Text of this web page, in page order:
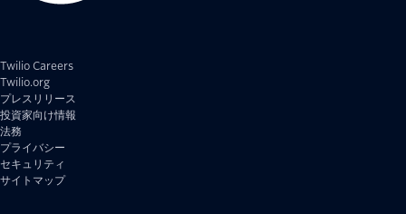
Twilio Careers
Twilio.org
プレスリリース
投資家向け情報
法務
プライバシー
セキュリティ
サイトマップ